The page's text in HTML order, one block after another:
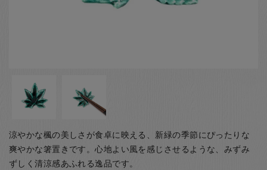
涼やかな楓の美しさが食卓に映える、新緑の季節にぴったりな
爽やかな箸置きです。心地よい風を感じさせるような、みずみ
ずしく清涼感あふれる逸品です。